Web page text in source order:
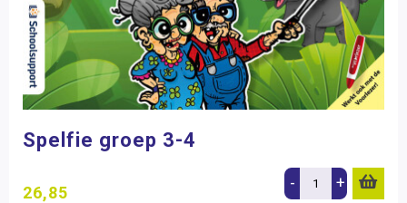
Spelfie groep 3-4
26,85 - +